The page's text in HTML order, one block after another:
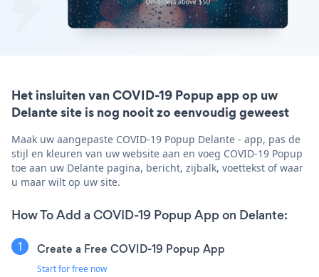
Het insluiten van COVID-19 Popup app op uw
Delante site is nog nooit zo eenvoudig geweest
Maak uw aangepaste COVID-19 Popup Delante - app, pas de
stijl en kleuren van uw website aan en voeg COVID-19 Popup
toe aan uw Delante pagina, bericht, zijbalk, voettekst of waar
u maar wilt op uw site.
How To Add a COVID-19 Popup App on Delante:
Create a Free COVID-19 Popup App
Start for free now